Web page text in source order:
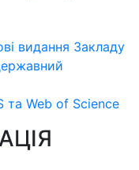
видання Закладу
та Web of Science